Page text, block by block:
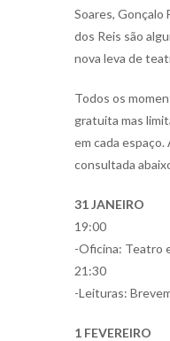
Soares, Gonçalo
dos Reis são
nova leva de
Todos os
gratuita mas
em cada
consultada
31 JANEIRO
19:00
-Oficina: Teatro
21:30
-Leituras:
1 FEVEREIRO